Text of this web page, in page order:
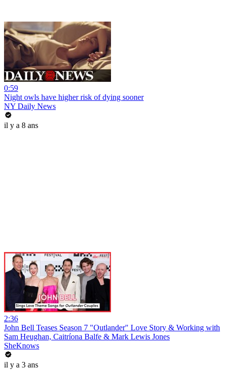
0:59
Night owls have higher risk of dying sooner
NY Daily News
il y a 8 ans
2:36
John Bell Teases Season 7 "Outlander" Love Story & Working with
Sam Heughan, Caitríona Balfe & Mark Lewis Jones
SheKnows
il y a 3 ans